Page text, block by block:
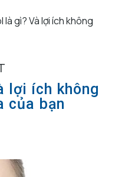
là gì? Và lợi ích không
lợi ích không
của bạn